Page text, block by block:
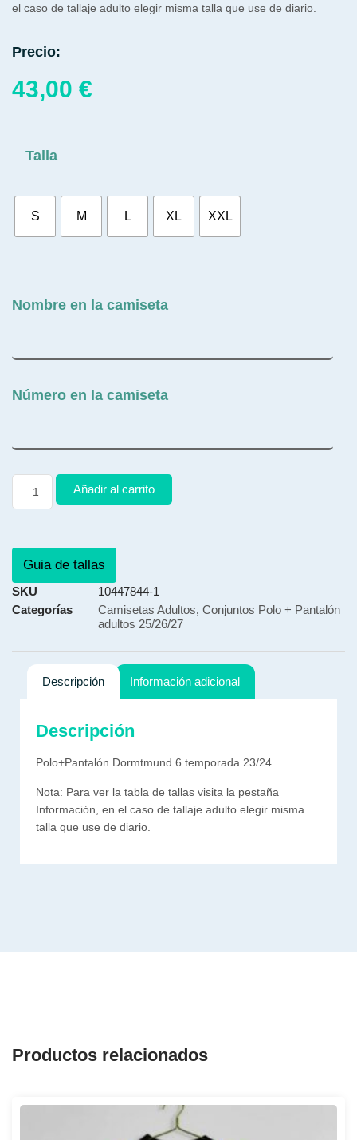
el caso de tallaje adulto elegir misma talla que use de diario.
Precio:
43,00 €
Talla
S M L XL XXL
Nombre en la camiseta
Número en la camiseta
Añadir al carrito
Guia de tallas
SKU
10447844-1
Categorías
Camisetas Adultos, Conjuntos Polo + Pantalón
adultos 25/26/27
Descripción Información adicional
Descripción
Polo+Pantalón Dormtmund 6 temporada 23/24
Nota: Para ver la tabla de tallas visita la pestaña
Información, en el caso de tallaje adulto elegir misma
talla que use de diario.
Productos relacionados